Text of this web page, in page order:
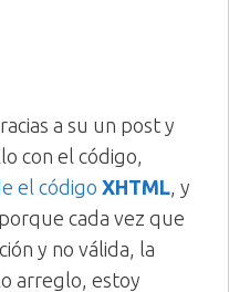
a su un post y
con el código,
el código XHTML , y
cada vez que
y no válida, la
arreglo, estoy